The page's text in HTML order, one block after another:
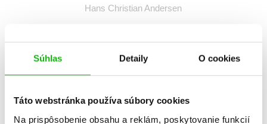
Súhlas Detaily O cookies
Táto webstránka používa súbory cookies
Na prispôsobenie obsahu a reklám, poskytovanie funkcií
Hans Christian Andersen
Informácie